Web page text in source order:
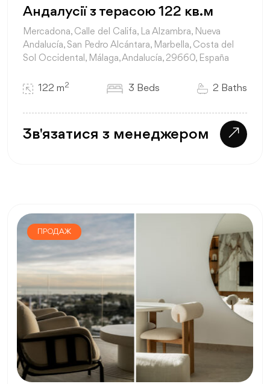
Андалусії з терасою 122 кв.м
Mercadona, Calle del Califa, La Alzambra, Nueva
Andalucía, San Pedro Alcántara, Marbella, Costa del
Sol Occidental, Málaga, Andalucía, 29660, España
122 m2 3 Beds 2 Baths
Зв'язатися з менеджером
ПРОДАЖ